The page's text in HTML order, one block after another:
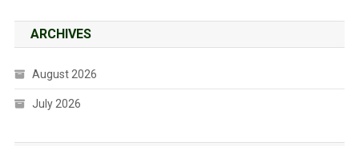
ARCHIVES
August 2026
July 2026